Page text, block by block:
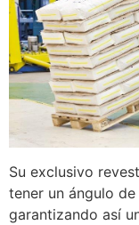
Su exclusivo
tener un ángulo
garantizando así